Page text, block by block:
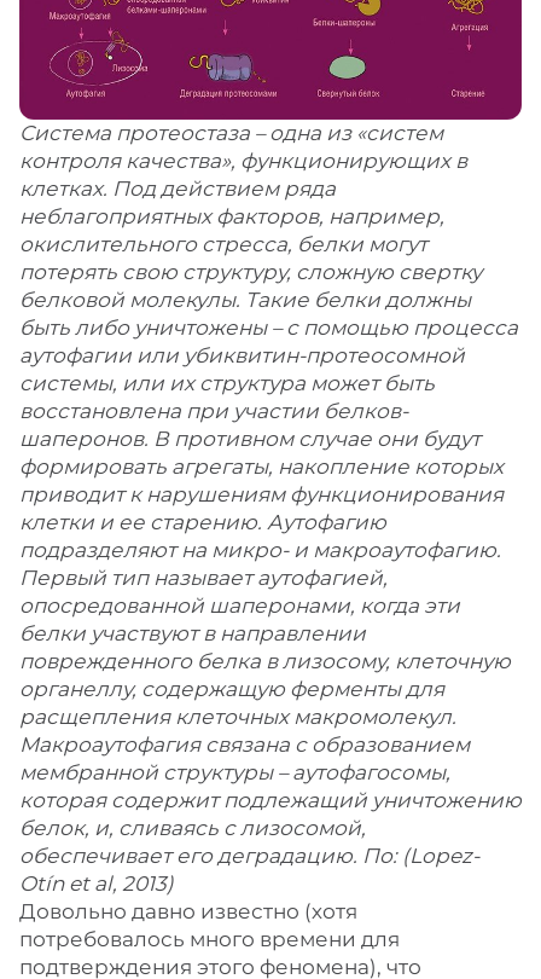
Система протеостаза – одна из «систем
контроля качества», функционирующих в
клетках. Под действием ряда
неблагоприятных факторов, например,
окислительного стресса, белки могут
потерять свою структуру, сложную свертку
белковой молекулы. Такие белки должны
быть либо уничтожены – с помощью процесса
аутофагии или убиквитин-протеосомной
системы, или их структура может быть
восстановлена при участии белков-
шаперонов. В противном случае они будут
формировать агрегаты, накопление которых
приводит к нарушениям функционирования
клетки и ее старению. Аутофагию
подразделяют на микро- и макроаутофагию.
Первый тип называет аутофагией,
опосредованной шаперонами, когда эти
белки участвуют в направлении
поврежденного белка в лизосому, клеточную
органеллу, содержащую ферменты для
расщепления клеточных макромолекул.
Макроаутофагия связана с образованием
мембранной структуры – аутофагосомы,
которая содержит подлежащий уничтожению
белок, и, сливаясь с лизосомой,
обеспечивает его деградацию. По: (Lopez-
Otín et al, 2013)
Довольно давно известно (хотя
потребовалось много времени для
подтверждения этого феномена), что